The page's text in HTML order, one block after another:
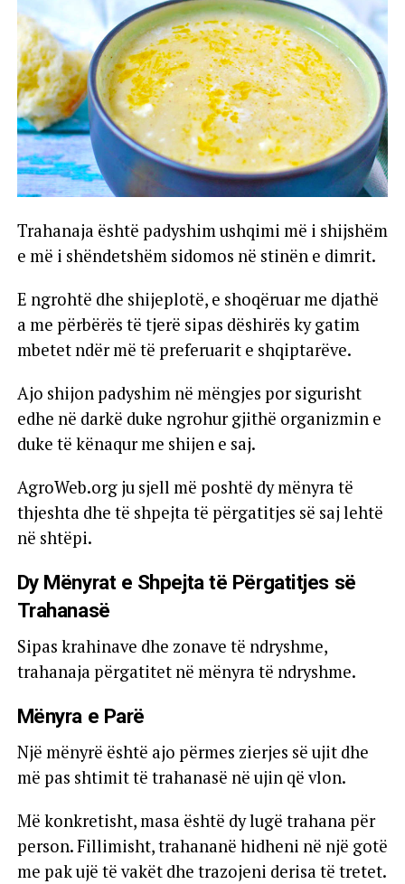
Trahanaja është padyshim ushqimi më i shijshëm
e më i shëndetshëm sidomos në stinën e dimrit.
E ngrohtë dhe shijeplotë, e shoqëruar me djathë
a me përbërës të tjerë sipas dëshirës ky gatim
mbetet ndër më të preferuarit e shqiptarëve.
Ajo shijon padyshim në mëngjes por sigurisht
edhe në darkë duke ngrohur gjithë organizmin e
duke të kënaqur me shijen e saj.
AgroWeb.org ju sjell më poshtë dy mënyra të
thjeshta dhe të shpejta të përgatitjes së saj lehtë
në shtëpi.
Dy Mënyrat e Shpejta të Përgatitjes së
Trahanasë
Sipas krahinave dhe zonave të ndryshme,
trahanaja përgatitet në mënyra të ndryshme.
Mënyra e Parë
Një mënyrë është ajo përmes zierjes së ujit dhe
më pas shtimit të trahanasë në ujin që vlon.
Më konkretisht, masa është dy lugë trahana për
person. Fillimisht, trahananë hidheni në një gotë
me pak ujë të vakët dhe trazojeni derisa të tretet.